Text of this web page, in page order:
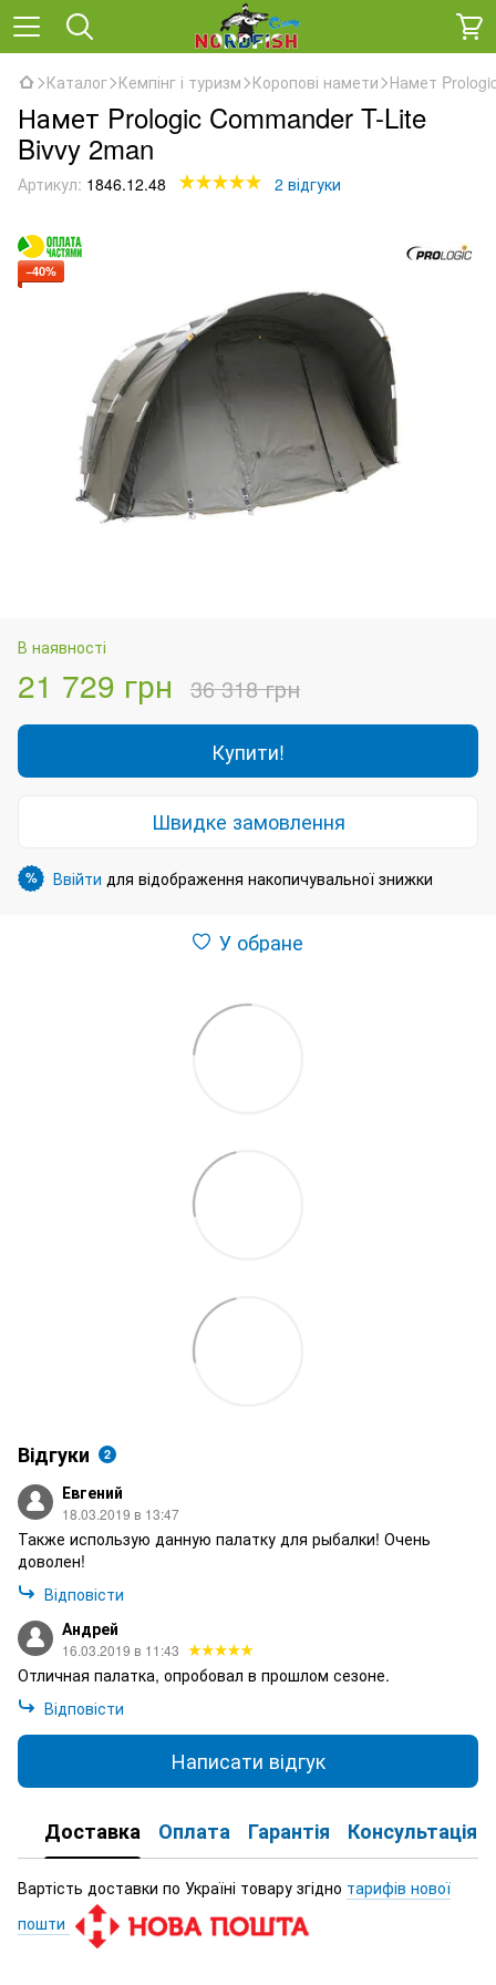
Каталог Кемпінг і туризм Коропові намети Намет
Намет Prologic Commander T-Lite
Bivvy 2man
Артикул: 1846.12.48 2 відгуки
−40%
В наявності
21 729 грн 36 318 грн
Купити!
Швидке замовлення
% Ввійти для відображення накопичувальної знижки
У обране
Відгуки 2
Евгений
18.03.2019 в 13:47
Также использую данную палатку для рыбалки! Очень
доволен!
Відповісти
Андрей
16.03.2019 в 11:43
Отличная палатка, опробовал в прошлом сезоне.
Відповісти
Написати відгук
Доставка Оплата Гарантія Консультація
Вартість доставки по Україні товару згідно тарифів нової
пошти